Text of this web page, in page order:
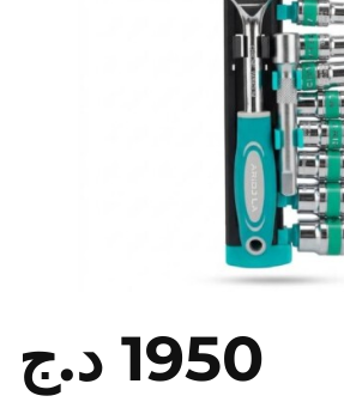
1950 د.ج